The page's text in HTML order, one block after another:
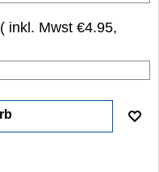
( inkl. Mwst €4.95,